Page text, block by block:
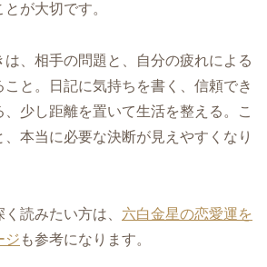
とが大切です。
は、相手の問題と、自分の疲れによる
こと。日記に気持ちを書く、信頼でき
少し距離を置いて生活を整える。こ
、本当に必要な決断が見えやすくなり
読みたい方は、 六白金星の恋愛運を
ジ も参考になります。